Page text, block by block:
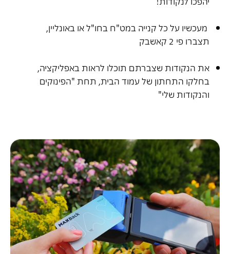
מעכשיו על כל קנייה במט"ח בחו"ל או באונליין,
תצברו פי 2 קאשבק
את הנקודות שצברתם תוכלו לראות באפליקציה,
בחלקו התחתון של עמוד הבית, תחת "הפינוקים
והנקודות שלי"